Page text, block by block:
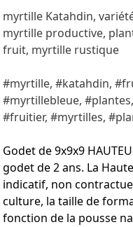
myrtille Katahdin,
myrtille productive,
fruit, myrtille rustique
#myrtille, #katahdin,
#myrtillebleue,
#fruitier, #myrtilles,
Godet de 9x9x9
godet de 2 ans. La
indicatif, non
culture, la taille de
fonction de la pousse